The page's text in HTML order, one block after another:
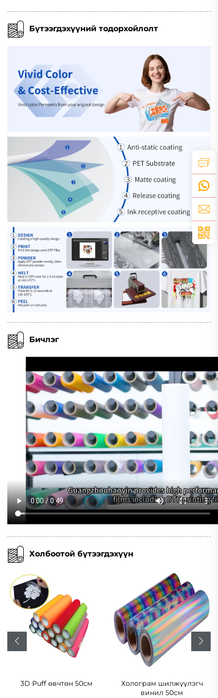
Бүтээгдэхүүний тодорхойлолт
Бичлэг
Холбоотой бүтээгдэхүүн
3D Puff өвчтөн 50см
Холограм шилжүүлэгч
винил 50см